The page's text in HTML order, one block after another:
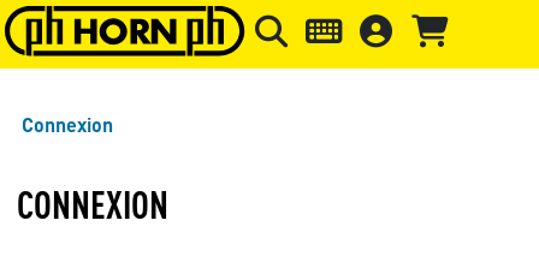
Skip to main content Passer à l'en-tête de la page
Connexion
CONNEXION